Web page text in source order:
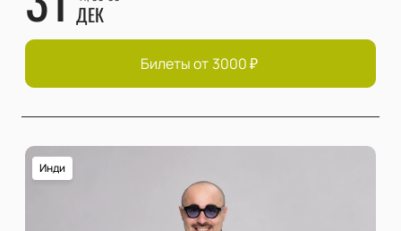
ДЕК
Билеты от 3000₽
Инди